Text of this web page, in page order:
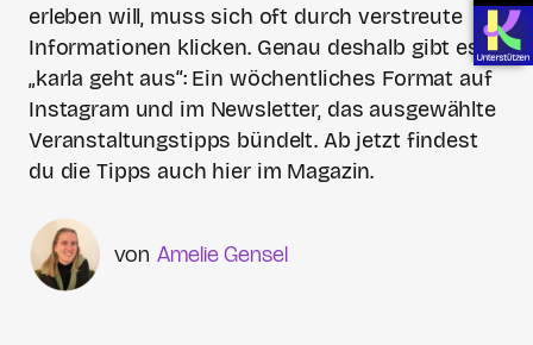
erleben will, muss sich oft durch verstreute
Informationen klicken. Genau deshalb gibt es
„karla geht aus“: Ein wöchentliches Format auf
Instagram und im Newsletter, das ausgewählte
Veranstaltungstipps bündelt. Ab jetzt findest
du die Tipps auch hier im Magazin.
Amelie Gensel